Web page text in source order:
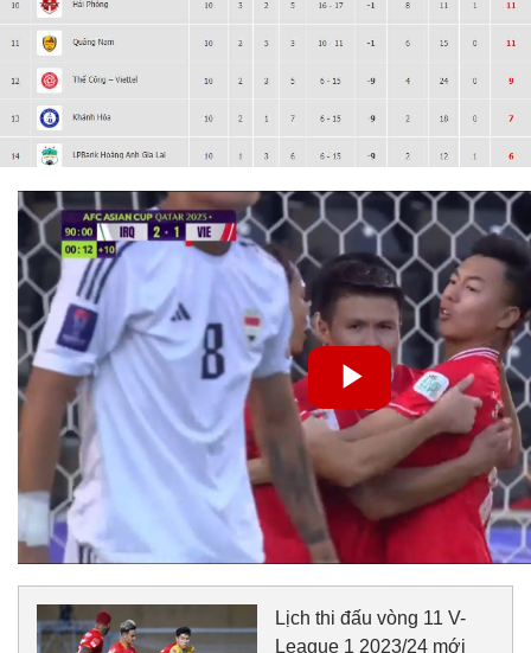
Lịch thi đấu vòng 11 V-
League 1 2023/24 mới